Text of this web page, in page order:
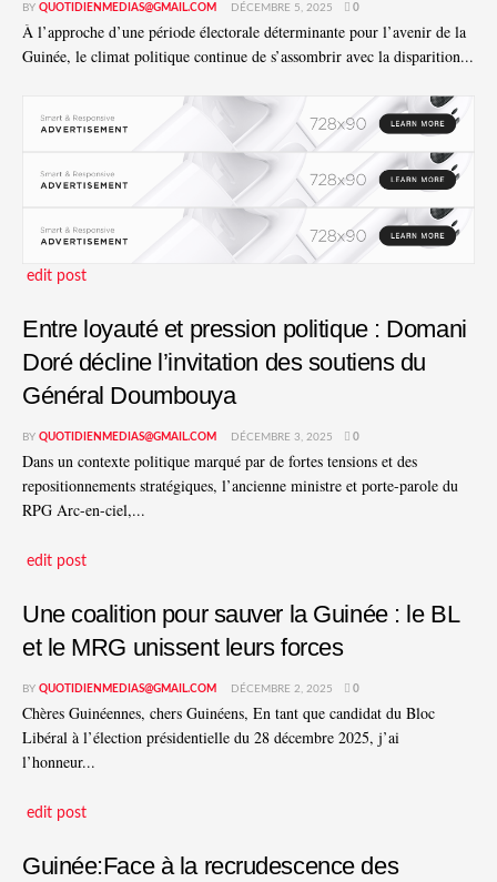
BY QUOTIDIENMEDIAS@GMAIL.COM DÉCEMBRE 5, 2025 0
À l’approche d’une période électorale déterminante pour l’avenir de la
Guinée, le climat politique continue de s’assombrir avec la disparition...
edit post
Entre loyauté et pression politique : Domani
Doré décline l’invitation des soutiens du
Général Doumbouya
BY QUOTIDIENMEDIAS@GMAIL.COM DÉCEMBRE 3, 2025 0
Dans un contexte politique marqué par de fortes tensions et des
repositionnements stratégiques, l’ancienne ministre et porte-parole du
RPG Arc-en-ciel,...
edit post
Une coalition pour sauver la Guinée : le BL
et le MRG unissent leurs forces
BY QUOTIDIENMEDIAS@GMAIL.COM DÉCEMBRE 2, 2025 0
Chères Guinéennes, chers Guinéens, En tant que candidat du Bloc
Libéral à l’élection présidentielle du 28 décembre 2025, j’ai
l’honneur...
edit post
Guinée:Face à la recrudescence des